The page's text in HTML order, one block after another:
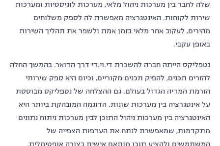
שלה לחבר בין מערכות ניהול מלאי, מערכות לוגיסטיות ומערכות
שירות לקוחות. האינטגרציה מאפשרת לה לספק משלוחים
מהירים, לעקוב אחר מלאי בזמן אמת ולשפר את תהליך השירות
באופן עקבי.
נטפליקס הייתה חברה להשכרת די.וי.די דרך הדואר. בהמשך החלה
להזרים תכנים, להפיק תכנים מקוריים, וכיום היא ספק שירותי
הזרמת המדיה הגדול בעולם. גם ההצלחה של נטפליקס מבוססת
על אינטגרציה בין מערכות שונות. הדוגמה המובהקת ביותר היא
האינטגרציה בין מערכות ניהול התוכן לבין מערכות ניתוח נתונים
מתקדמות, שמאפשרת לנתח את העדפות הצפייה של
המשתמשים ולהציע תוכן מותאם אישית בצורה אופטימלית.